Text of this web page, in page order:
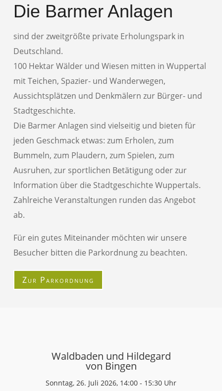
Die Barmer Anlagen
sind der zweitgrößte private Erholungspark in
Deutschland.
100 Hektar Wälder und Wiesen mitten in Wuppertal
mit Teichen, Spazier- und Wanderwegen,
Aussichtsplätzen und Denkmälern zur Bürger- und
Stadtgeschichte.
Die Barmer Anlagen sind vielseitig und bieten für
jeden Geschmack etwas: zum Erholen, zum
Bummeln, zum Plaudern, zum Spielen, zum
Ausruhen, zur sportlichen Betätigung oder zur
Information über die Stadtgeschichte Wuppertals.
Zahlreiche Veranstaltungen runden das Angebot
ab.
Für ein gutes Miteinander möchten wir unsere
Besucher bitten die Parkordnung zu beachten.
Zur Parkordnung
Waldbaden und Hildegard
von Bingen
Sonntag, 26. Juli 2026, 14:00 - 15:30 Uhr